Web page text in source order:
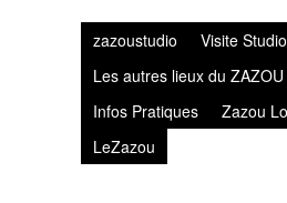
zazoustudio
Visite Studio
Les autres lieux du ZAZOU
Infos Pratiques
Zazou
LeZazou